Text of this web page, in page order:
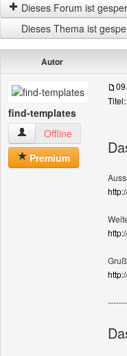
Dieses Forum ist
Dieses Thema ist
Autor
find-templates
find-templates Benutzer-
Offline
Premium